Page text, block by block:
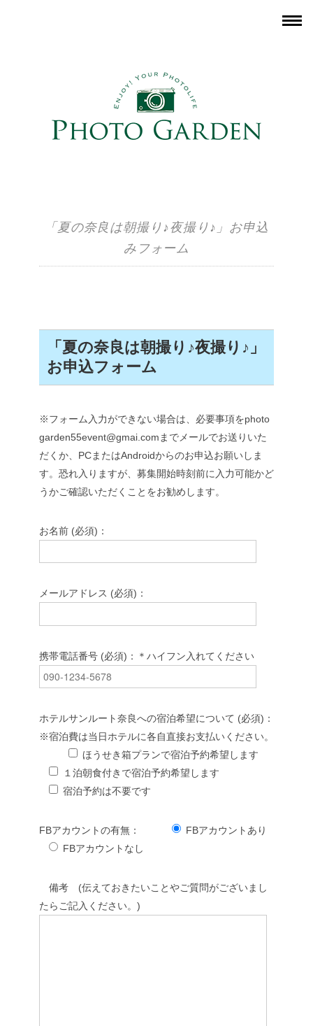
「夏の奈良は朝撮り♪夜撮り♪」お申込
みフォーム
「夏の奈良は朝撮り♪夜撮り♪」
お申込フォーム
※フォーム入力ができない場合は、必要事項をphoto
garden55event@gmai.comまでメールでお送りいた
だくか、PCまたはAndroidからのお申込お願いしま
す。恐れ入りますが、募集開始時刻前に入力可能かど
うかご確認いただくことをお勧めします。
お名前 (必須)：
メールアドレス (必須)：
携帯電話番号 (必須)：＊ハイフン入れてください
ホテルサンルート奈良への宿泊希望について (必須)：
※宿泊費は当日ホテルに各自直接お支払いください。
ほうせき箱プランで宿泊予約希望します
１泊朝食付きで宿泊予約希望します
宿泊予約は不要です
FBアカウントの有無：
FBアカウントあり
FBアカウントなし
備考 (伝えておきたいことやご質問がございまし
たらご記入ください。)